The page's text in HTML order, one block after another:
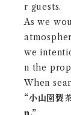
r guests.
As we
we
n the
When
“小山園製